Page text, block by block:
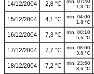
14/12/2004 2,8 °C
min. 07:40
-1,3 °C
15/12/2004 4,1 °C
min. 04:00
1,8 °C
16/12/2004 7,3 °C
min. 00:10
5,6 °C
17/12/2004 7,7 °C
min. 08:00
3,8 °C
18/12/2004 7,2 °C
min. 23:50
3,6 °C